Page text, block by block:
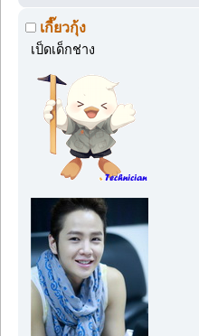
เกี๊ยวกุ้ง
เป็ดเด็กช่าง